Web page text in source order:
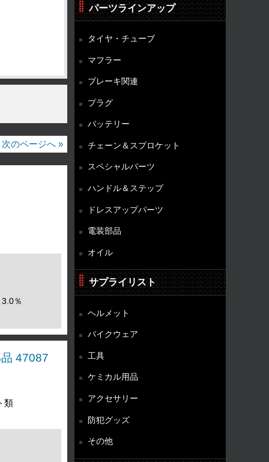
次のページへ »
％
47087
類
パーツラインアップ
タイヤ・チューブ
マフラー
ブレーキ関連
プラグ
バッテリー
チェーン＆スプロケット
スペシャルパーツ
ハンドル＆ステップ
ドレスアップパーツ
電装部品
オイル
サプライリスト
ヘルメット
バイクウェア
工具
ケミカル用品
アクセサリー
防犯グッズ
その他